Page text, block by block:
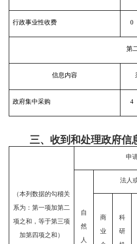
行政事业性收费 0
第
信息内容
政府集中采购 4
三、收到和处理政府信
（本列数据的勾稽关
系为：第一项加第二
项之和，等于第三项
加第四项之和）
申
自
然
人
法人
商
业
科
研